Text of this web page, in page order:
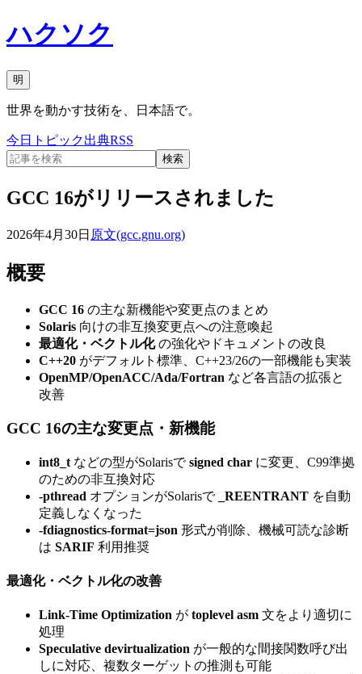
ハクソク
明
世界を動かす技術を、日本語で。
今日 トピック出典RSS
検索
GCC 16がリリースされました
2026年4月30日 原文(gcc.gnu.org)
概要
GCC 16 の主な新機能や変更点のまとめ
Solaris 向けの非互換変更点への注意喚起
最適化・ベクトル化の強化やドキュメントの改良
C++20 がデフォルト標準、C++23/26の一部機能も実装
OpenMP/OpenACC/Ada/Fortran など各言語の拡張と
改善
GCC 16の主な変更点・新機能
int8_t などの型がSolarisでsigned char に変更、C99準拠
のための非互換対応
-pthread オプションがSolarisで _REENTRANT を自動
定義しなくなった
-fdiagnostics-format=json 形式が削除、機械可読な診断
は SARIF 利用推奨
最適化・ベクトル化の改善
Link-Time Optimization が toplevel asm 文をより適切に
処理
Speculative devirtualization が一般的な間接関数呼び出
しに対応、複数ターゲットの推測も可能